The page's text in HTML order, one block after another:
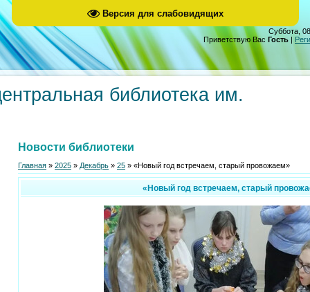
Версия для слабовидящих
Суббота,
Приветствую Вас Гость |
библиотека им.
Новости библиотеки
Главная » 2025 » Декабрь » 25 » «Новый год встречаем, старый провожаем»
«Новый год встречаем, старый